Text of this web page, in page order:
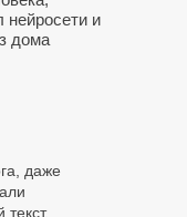
даже
нейросети и
дома